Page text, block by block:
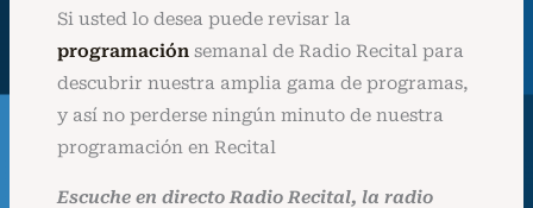
Si usted lo desea puede revisar la
programaciónsemanal de Radio Recital para
descubrir nuestra amplia gama de programas,
y así no perderse ningún minuto de nuestra
programación en Recital
Escuche en directo Radio Recital, la radio